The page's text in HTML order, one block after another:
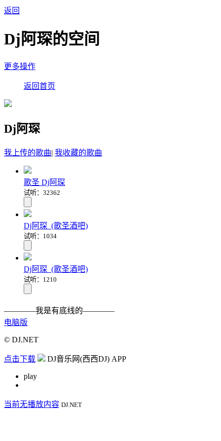
返回
Dj阿琛的空间
更多操作
返回首页
Dj阿琛
我上传的歌曲| 我收藏的歌曲
歌圣 Dj阿琛
试听：32362
Dj阿琛_(歌圣酒吧)
试听：1034
Dj阿琛_(歌圣酒吧)
试听：1210
————我是有底线的————
电脑版
© DJ.NET
点击下载 DJ音乐网(西西DJ) APP
play
当前无播放内容 DJ.NET